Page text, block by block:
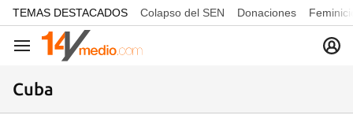
common.go-to-content
TEMAS DESTACADOS Colapso del SEN Donaciones
Navegación
Cuba